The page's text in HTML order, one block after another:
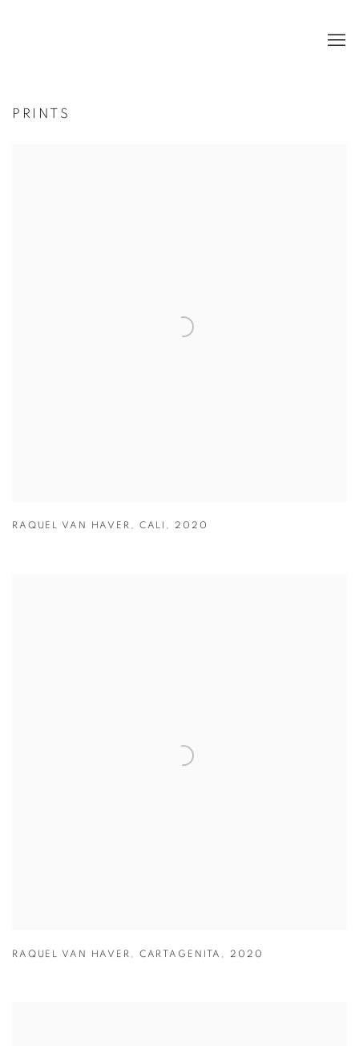
PRINTS
RAQUEL VAN HAVER , CALI , 2020
RAQUEL VAN HAVER , CARTAGENITA , 2020